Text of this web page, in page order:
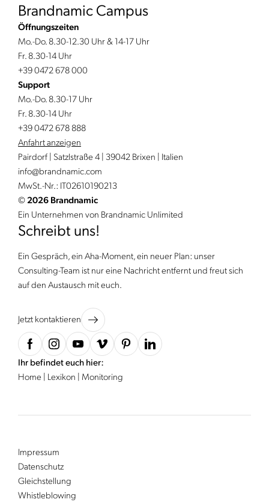
Brandnamic Campus
Öffnungszeiten
Mo.-Do. 8.30-12.30 Uhr & 14-17 Uhr
Fr. 8.30-14 Uhr
+39 0472 678 000
Support
Mo.-Do. 8.30-17 Uhr
Fr. 8.30-14 Uhr
+39 0472 678 888
Anfahrt anzeigen
Pairdorf | Satzlstraße 4 | 39042 Brixen | Italien
info@brandnamic.com
MwSt.-Nr.: IT02610190213
© 2026 Brandnamic
Ein Unternehmen von Brandnamic Unlimited
Schreibt uns!
Ein Gespräch, ein Aha-Moment, ein neuer Plan: unser
Consulting-Team ist nur eine Nachricht entfernt und freut sich
auf den Austausch mit euch.
Jetzt kontaktieren
Ihr befindet euch hier:
Home
Lexikon Monitoring
Impressum
Datenschutz
Gleichstellung
Whistleblowing